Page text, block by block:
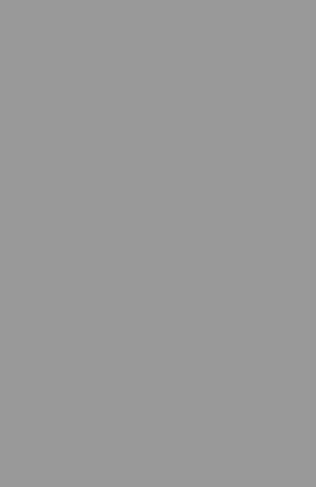
učené Evropy i domácími odpůrci
kontextu a uvádí na pravou míru